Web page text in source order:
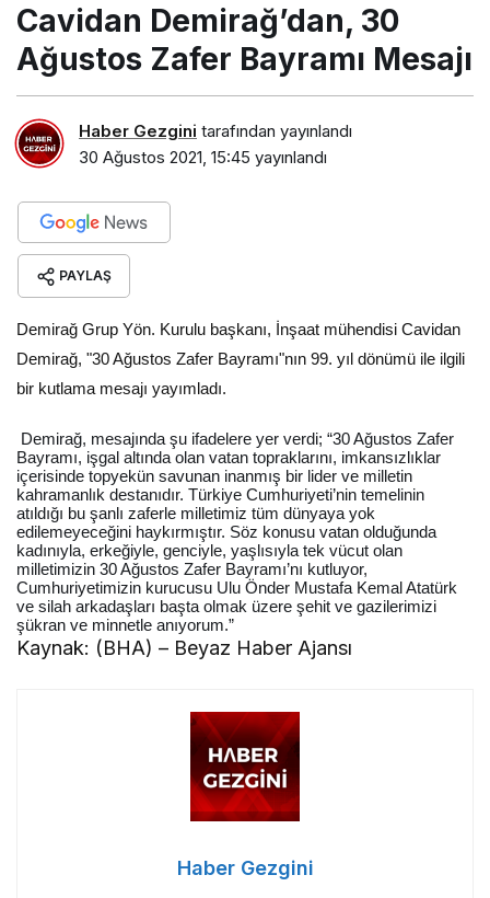
Cavidan Demirağ’dan, 30
Ağustos Zafer Bayramı Mesajı
Haber Gezgini tarafından yayınlandı
30 Ağustos 2021, 15:45 yayınlandı
PAYLAŞ
Demirağ Grup Yön. Kurulu başkanı, İnşaat mühendisi Cavidan
Demirağ, "30 Ağustos Zafer Bayramı"nın 99. yıl dönümü ile ilgili
bir kutlama mesajı yayımladı.
Demirağ, mesajında şu ifadelere yer verdi; “30 Ağustos Zafer
Bayramı, işgal altında olan vatan topraklarını, imkansızlıklar
içerisinde topyekün savunan inanmış bir lider ve milletin
kahramanlık destanıdır. Türkiye Cumhuriyeti’nin temelinin
atıldığı bu şanlı zaferle milletimiz tüm dünyaya yok
edilemeyeceğini haykırmıştır. Söz konusu vatan olduğunda
kadınıyla, erkeğiyle, genciyle, yaşlısıyla tek vücut olan
milletimizin 30 Ağustos Zafer Bayramı’nı kutluyor,
Cumhuriyetimizin kurucusu Ulu Önder Mustafa Kemal Atatürk
ve silah arkadaşları başta olmak üzere şehit ve gazilerimizi
şükran ve minnetle anıyorum.”
Kaynak: (BHA) – Beyaz Haber Ajansı
Haber Gezgini